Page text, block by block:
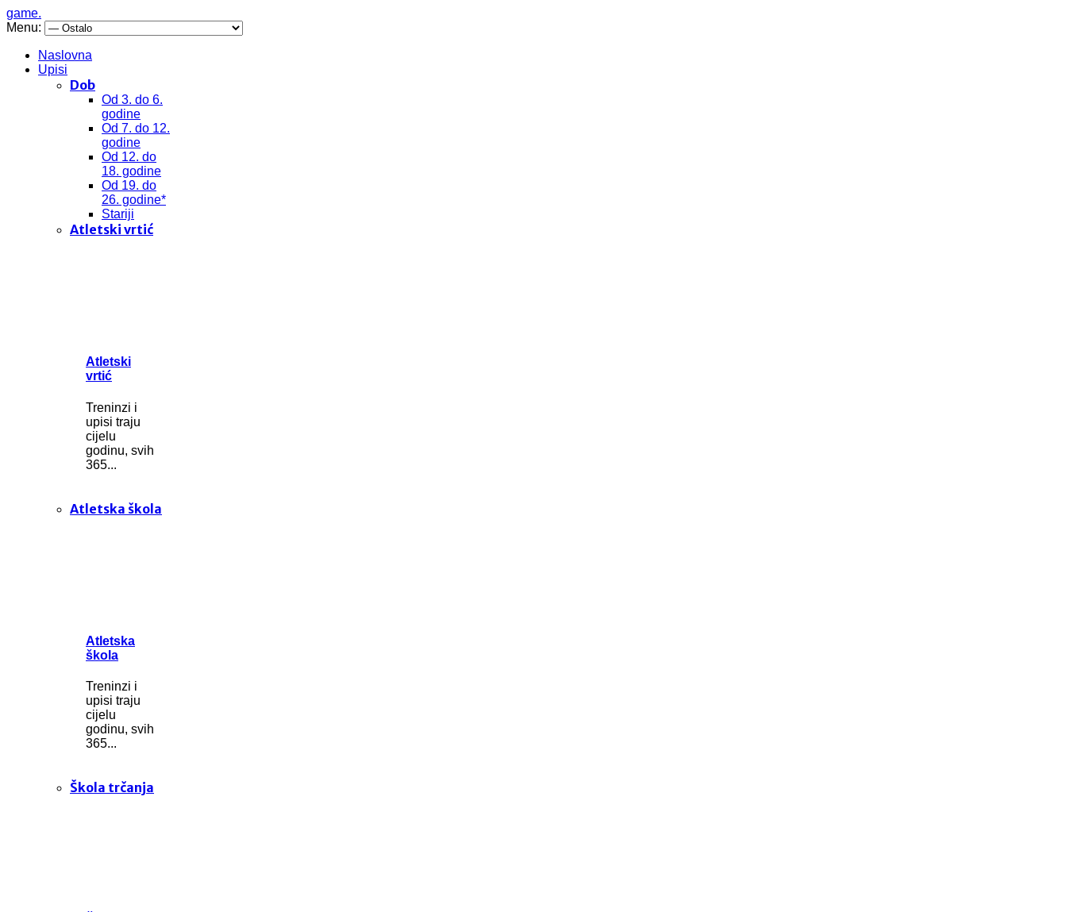
game.
Menu:
Naslovna
Upisi
Dob
Od 3. do 6.
godine
Od 7. do 12.
godine
Od 12. do
18. godine
Od 19. do
26. godine*
Stariji
Atletski vrtić
Atletski
vrtić
Treninzi i
upisi traju
cijelu
godinu, svih
365...
Atletska škola
Atletska
škola
Treninzi i
upisi traju
cijelu
godinu, svih
365...
Škola trčanja